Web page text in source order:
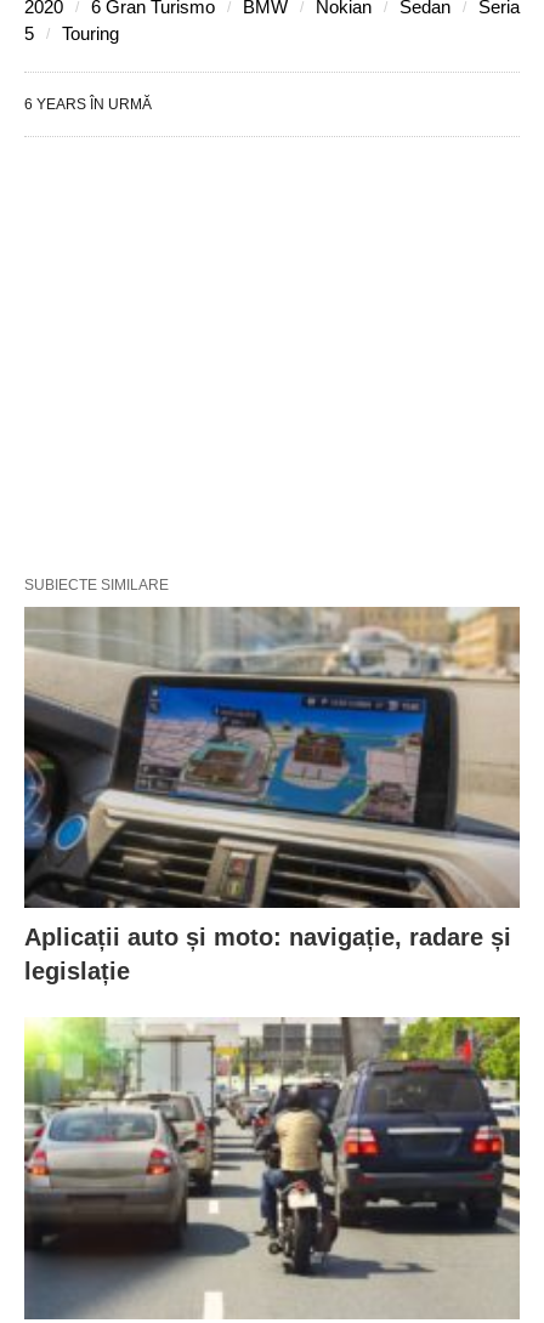
2020 6 Gran Turismo BMW Nokian Sedan
Seria
5
Touring
6 YEARS ÎN URMĂ
SUBIECTE SIMILARE
Aplicații auto și moto: navigație, radare și
legislație